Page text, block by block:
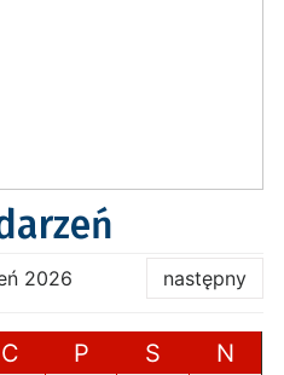
2026 następny
C P S N